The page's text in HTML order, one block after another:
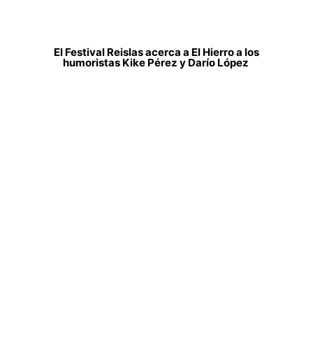
El Festival Reislas acerca a El Hierro a los
humoristas Kike Pérez y Darío López